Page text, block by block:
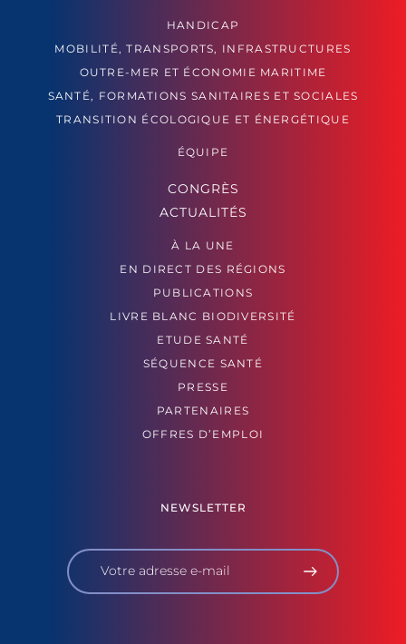
HANDICAP
MOBILITÉ, TRANSPORTS, INFRASTRUCTURES
OUTRE-MER ET ÉCONOMIE MARITIME
SANTÉ, FORMATIONS SANITAIRES ET SOCIALES
TRANSITION ÉCOLOGIQUE ET ÉNERGÉTIQUE
ÉQUIPE
CONGRÈS
ACTUALITÉS
À LA UNE
EN DIRECT DES RÉGIONS
PUBLICATIONS
LIVRE BLANC BIODIVERSITÉ
ETUDE SANTÉ
SÉQUENCE SANTÉ
PRESSE
PARTENAIRES
OFFRES D’EMPLOI
NEWSLETTER